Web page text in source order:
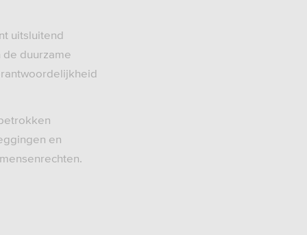
uitsluitend
duurzame
en